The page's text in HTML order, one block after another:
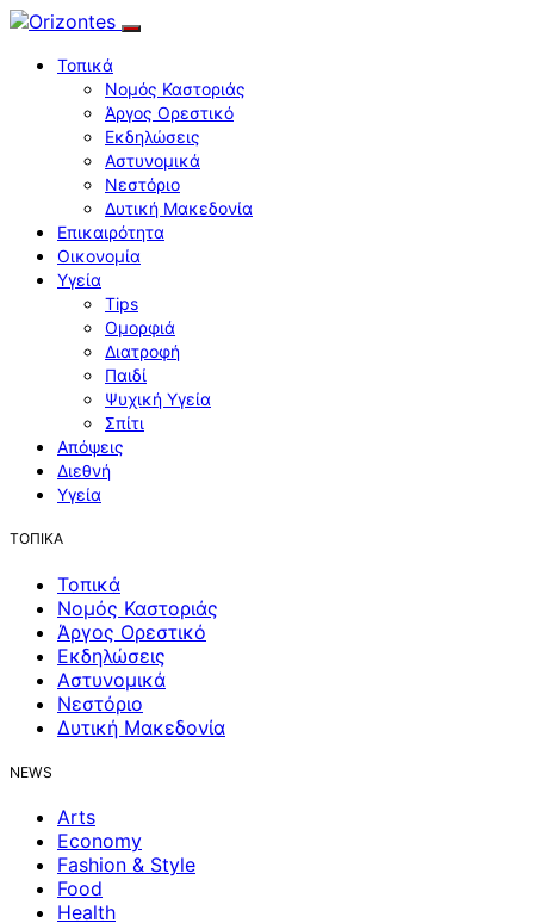
Τοπικά
Νομός Καστοριάς
Άργος Ορεστικό
Εκδηλώσεις
Αστυνομικά
Νεστόριο
Δυτική Μακεδονία
Επικαιρότητα
Οικονομία
Υγεία
Tips
Ομορφιά
Διατροφή
Παιδί
Ψυχική Υγεία
Σπίτι
Απόψεις
Διεθνή
Υγεία
ΤΟΠΙΚΑ
Τοπικά
Νομός Καστοριάς
Άργος Ορεστικό
Εκδηλώσεις
Αστυνομικά
Νεστόριο
Δυτική Μακεδονία
NEWS
Arts
Economy
Fashion & Style
Food
Health